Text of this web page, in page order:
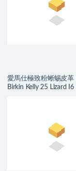
愛馬仕極致粉蜥蜴皮革
Birkin Kelly 25 Lizard